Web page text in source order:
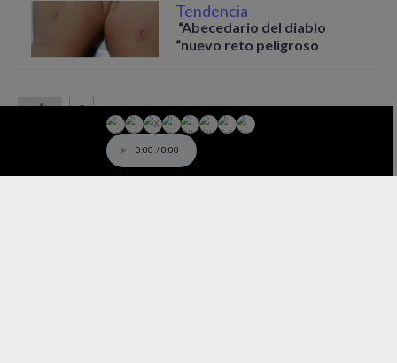
Tendencia
“Abecedario del diablo
“nuevo reto peligroso
0